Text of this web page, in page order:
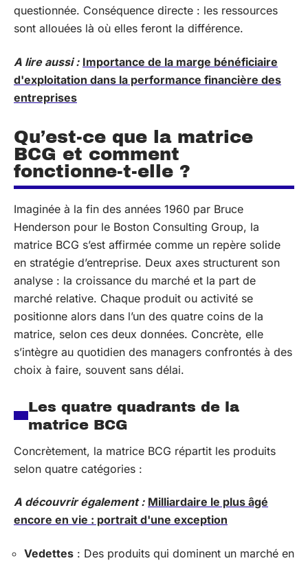
questionnée. Conséquence directe : les ressources
sont allouées là où elles feront la différence.
A lire aussi : Importance de la marge bénéficiaire
d'exploitation dans la performance financière des
entreprises
Qu’est-ce que la matrice
BCG et comment
fonctionne-t-elle ?
Imaginée à la fin des années 1960 par Bruce
Henderson pour le Boston Consulting Group, la
matrice BCG s’est affirmée comme un repère solide
en stratégie d’entreprise. Deux axes structurent son
analyse : la croissance du marché et la part de
marché relative. Chaque produit ou activité se
positionne alors dans l’un des quatre coins de la
matrice, selon ces deux données. Concrète, elle
s’intègre au quotidien des managers confrontés à des
choix à faire, souvent sans délai.
Les quatre quadrants de la
matrice BCG
Concrètement, la matrice BCG répartit les produits
selon quatre catégories :
A découvrir également : Milliardaire le plus âgé
encore en vie : portrait d'une exception
Vedettes : Des produits qui dominent un marché en